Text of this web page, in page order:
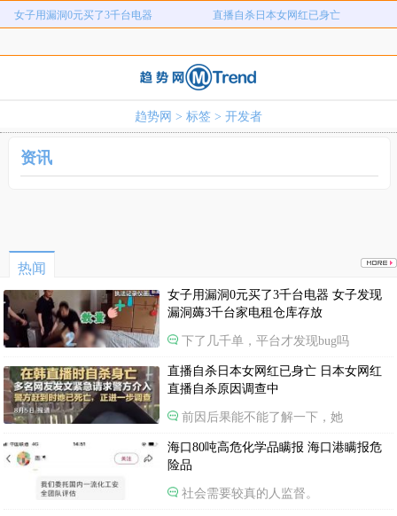
女子用漏洞0元买了3千台电器 直播自杀日本女网红已身亡
员工用代码17小时删光公司89TB数据 急诊医生漏诊致患儿死亡获刑1年
两名女店员被炸身亡震动日本 上海雪花膏破产
趋势网 > 标签 > 开发者
资讯
热闻
女子用漏洞0元买了3千台电器 女子发现
漏洞薅3千台家电租仓库存放
下了几千单，平台才发现bug吗
直播自杀日本女网红已身亡 日本女网红
直播自杀原因调查中
前因后果能不能了解一下，她
海口80吨高危化学品瞒报 海口港瞒报危
险品
社会需要较真的人监督。